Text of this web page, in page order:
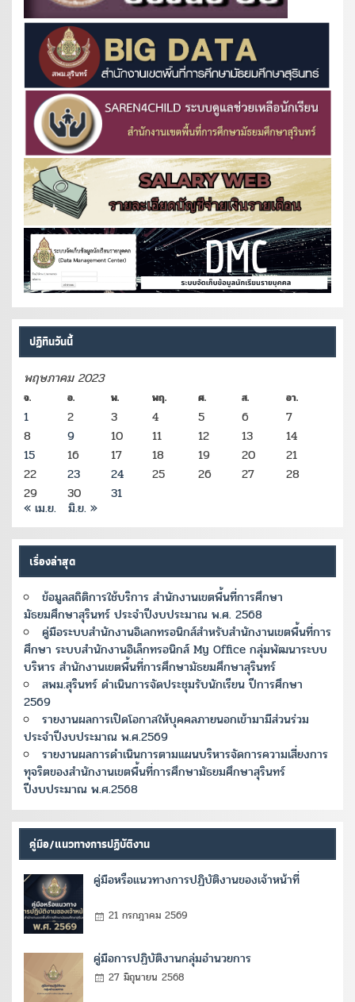
ปฏิทินวันนี้
พฤษภาคม 2023
จ. อ. พ. พฤ. ศ. ส. อา.
1 2 3 4 5 6
7
8
9 10 11 12 13
14
15
16 17 18 19 20
21
22
23 24 25 26 27
28
29
30 31
« เม.ย. มิ.ย. »
เรื่องล่าสุด
ข้อมูลสถิติการใช้บริการ สำนักงานเขตพื้นที่การศึกษา
มัธยมศึกษาสุรินทร์ ประจำปีงบประมาณ พ.ศ. 2568
คู่มือระบบสำนักงานอิเลกทรอนิกส์สำหรับสำนักงานเขตพื้นที่การ
ศึกษา ระบบสำนักงานอิเล็กทรอนิกส์ My Office กลุ่มพัฒนาระบบ
บริหาร สำนักงานเขตพื้นที่การศึกษามัธยมศึกษาสุรินทร์
สพม.สุรินทร์ ดำเนินการจัดประชุมรับนักเรียน ปีการศึกษา
2569
รายงานผลการเปิดโอกาสให้บุคคลภายนอกเข้ามามีส่วนร่วม
ประจำปีงบประมาณ พ.ศ.2569
รายงานผลการดำเนินการตามแผนบริหารจัดการความเสี่ยงการ
ทุจริตของสำนักงานเขตพื้นที่การศึกษามัธยมศึกษาสุรินทร์
ปีงบประมาณ พ.ศ.2568
คู่มือ/แนวทางการปฏิบัติงาน
คู่มือหรือแนวทางการปฏิบัติงานของเจ้าหน้าที่
21 กรกฎาคม 2569
คู่มือการปฏิบัติงานกลุ่มอำนวยการ
27 มิถุนายน 2568